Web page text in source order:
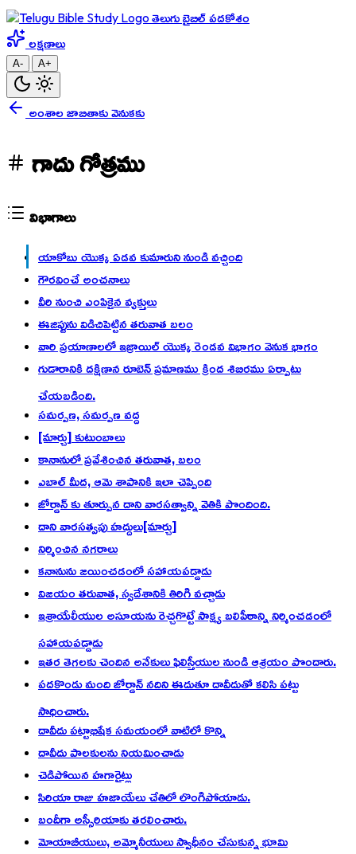
తెలుగు బైబిల్ పదకోశం
లక్షణాలు
A- A+
అంశాల జాబితాకు వెనుకకు
గాదు గోత్రము
విభాగాలు
యాకోబు యొక్క ఏడవ కుమారుని నుండి వచ్చింది
గౌరవించే అంచనాలు
వీరి నుంచి ఎంపికైన వ్యక్తులు
ఈజిప్టును విడిచిపెట్టిన తరువాత బలం
వారి ప్రయాణాలలో ఇజ్రాయిల్ యొక్క రెండవ విభాగం వెనుక భాగం
గుడారానికి దక్షిణాన రూబెన్ ప్రమాణము క్రింద శిబిరము ఏర్పాటు
చేయబడింది.
సమర్పణ, సమర్పణ వద్ద
[మార్చు] కుటుంబాలు
కానానులో ప్రవేశించిన తరువాత, బలం
ఎబాల్ మీద, ఆమె శాపానికి ఇలా చెప్పింది
జోర్డాన్ కు తూర్పున దాని వారసత్వాన్ని వెతికి పొందింది.
దాని వారసత్వపు హద్దులు[మార్చు]
నిర్మించిన నగరాలు
కనానును జయించడంలో సహాయపడ్డాడు
విజయం తరువాత, స్వదేశానికి తిరిగి వచ్చాడు
ఇశ్రాయేలీయుల అసూయను రెచ్చగొట్టే సాక్ష్య బలిపీఠాన్ని నిర్మించడంలో
సహాయపడ్డాడు
ఇతర తెగలకు చెందిన అనేకులు ఫిలిస్తీయుల నుండి ఆశ్రయం పొందారు.
పదకొండు మంది జోర్డాన్ నదిని ఈదుతూ దావీదుతో కలిసి పట్టు
సాధించారు.
దావీదు పట్టాభిషేక సమయంలో వాటిలో కొన్ని
దావీదు పాలకులను నియమించాడు
చెడిపోయిన హగారైట్లు
సిరియా రాజు హజాయేలు చేతిలో లొంగిపోయాడు.
బందీగా అస్సీరియాకు తరలించారు.
మోయాబీయులు, అమ్మోనీయులు స్వాధీనం చేసుకున్న భూమి